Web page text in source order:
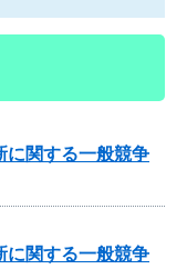
に関する一般競争
に関する一般競争